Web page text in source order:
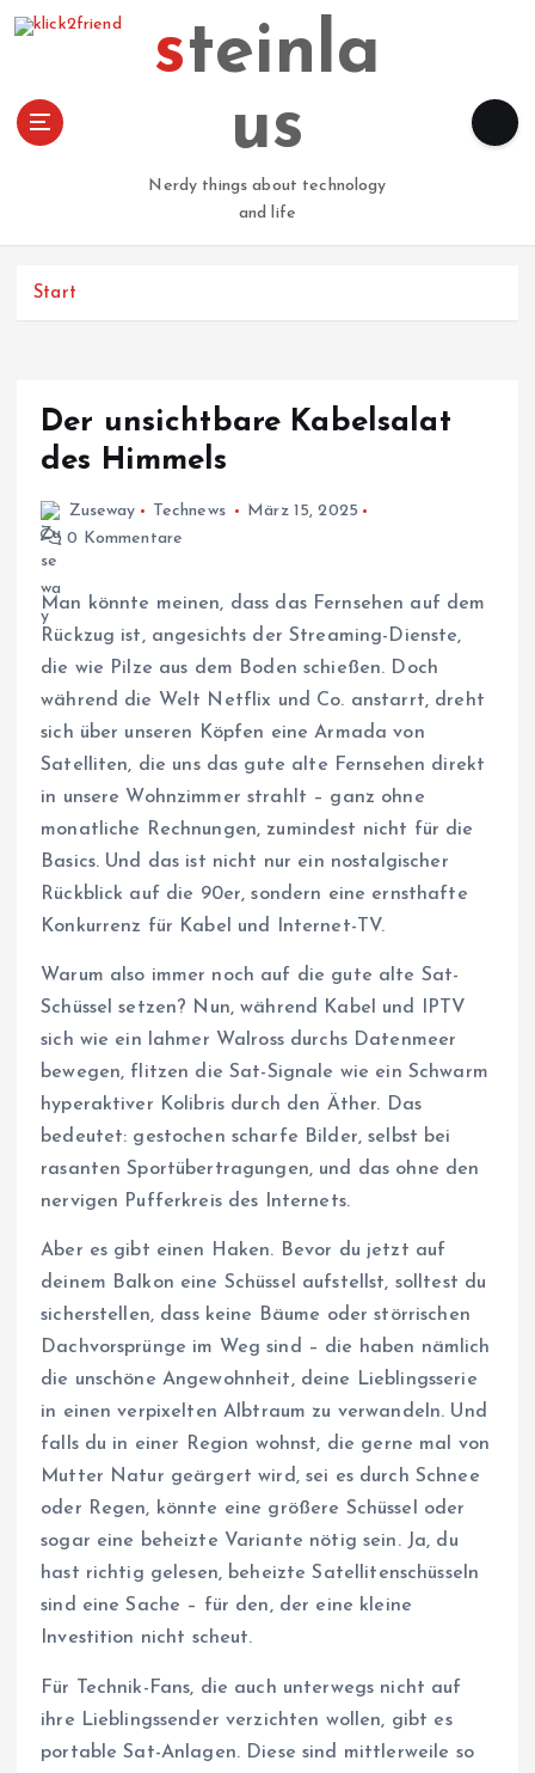
steinla
us
Nerdy things about technology
and life
Start
Der unsichtbare Kabelsalat
des Himmels
Zuseway Technews
März 15, 2025
0 Kommentare
Man könnte meinen, dass das Fernsehen auf dem
Rückzug ist, angesichts der Streaming-Dienste,
die wie Pilze aus dem Boden schießen. Doch
während die Welt Netflix und Co. anstarrt, dreht
sich über unseren Köpfen eine Armada von
Satelliten, die uns das gute alte Fernsehen direkt
in unsere Wohnzimmer strahlt – ganz ohne
monatliche Rechnungen, zumindest nicht für die
Basics. Und das ist nicht nur ein nostalgischer
Rückblick auf die 90er, sondern eine ernsthafte
Konkurrenz für Kabel und Internet-TV.
Warum also immer noch auf die gute alte Sat-
Schüssel setzen? Nun, während Kabel und IPTV
sich wie ein lahmer Walross durchs Datenmeer
bewegen, flitzen die Sat-Signale wie ein Schwarm
hyperaktiver Kolibris durch den Äther. Das
bedeutet: gestochen scharfe Bilder, selbst bei
rasanten Sportübertragungen, und das ohne den
nervigen Pufferkreis des Internets.
Aber es gibt einen Haken. Bevor du jetzt auf
deinem Balkon eine Schüssel aufstellst, solltest du
sicherstellen, dass keine Bäume oder störrischen
Dachvorsprünge im Weg sind – die haben nämlich
die unschöne Angewohnheit, deine Lieblingsserie
in einen verpixelten Albtraum zu verwandeln. Und
falls du in einer Region wohnst, die gerne mal von
Mutter Natur geärgert wird, sei es durch Schnee
oder Regen, könnte eine größere Schüssel oder
sogar eine beheizte Variante nötig sein. Ja, du
hast richtig gelesen, beheizte Satellitenschüsseln
sind eine Sache – für den, der eine kleine
Investition nicht scheut.
Für Technik-Fans, die auch unterwegs nicht auf
ihre Lieblingssender verzichten wollen, gibt es
portable Sat-Anlagen. Diese sind mittlerweile so